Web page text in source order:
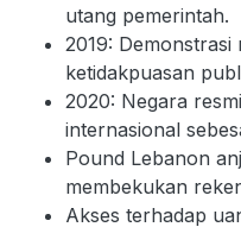
utang pemerintah.
2019:
ketidakpuasan
2020: Negara
internasional
Pound Lebanon
membekukan
Akses terhadap